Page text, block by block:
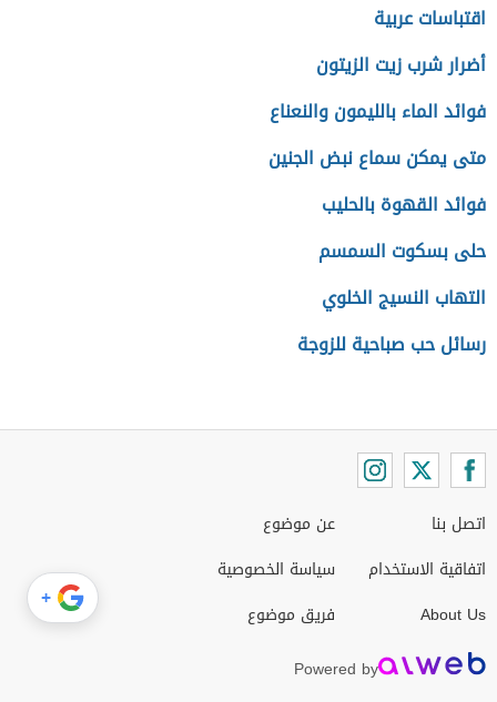
اقتباسات عربية
أضرار شرب زيت الزيتون
فوائد الماء بالليمون والنعناع
متى يمكن سماع نبض الجنين
فوائد القهوة بالحليب
حلى بسكوت السمسم
التهاب النسيج الخلوي
رسائل حب صباحية للزوجة
اتصل بنا
اتفاقية الاستخدام
About Us
عن موضوع
سياسة الخصوصية
فريق موضوع
Powered by
+